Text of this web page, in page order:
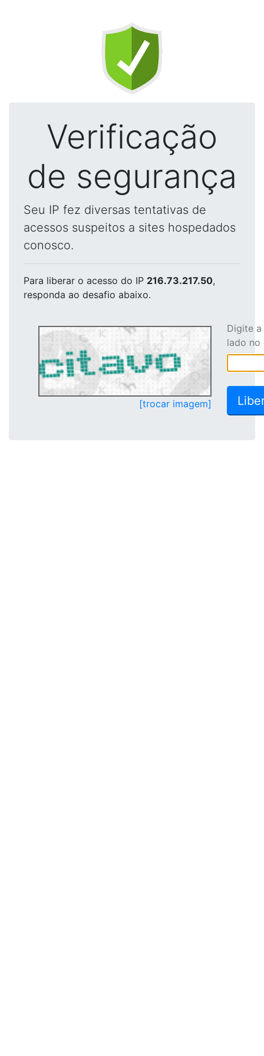
Verificação
de segurança
Seu IP fez diversas tentativas de
acessos suspeitos a sites hospedados
conosco.
Para liberar o acesso do IP 216.73.217.50,
responda ao desafio abaixo.
[trocar imagem]
Digite
lado no